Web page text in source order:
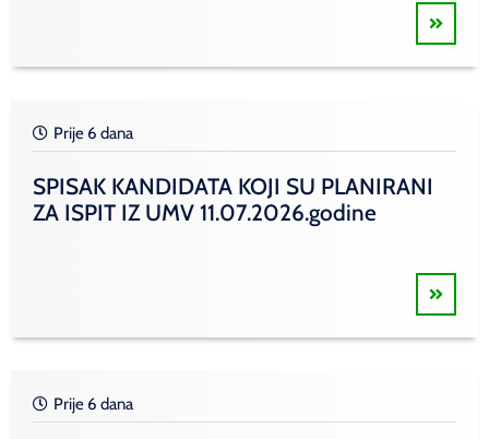
Prije 6 dana
SPISAK KANDIDATA KOJI SU PLANIRANI
ZA ISPIT IZ UMV 11.07.2026.godine
Prije 6 dana